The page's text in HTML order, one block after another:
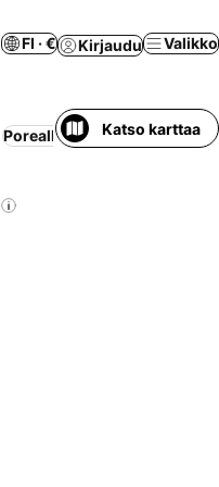
FI · € Kirjaudu Valikko
Poreallas Sisäuima-allas
Katso karttaa